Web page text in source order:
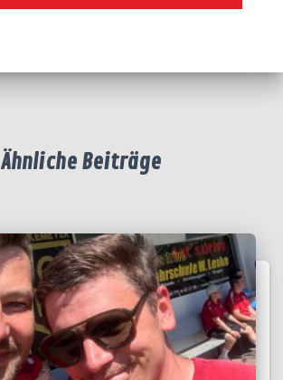
Ähnliche Beiträge